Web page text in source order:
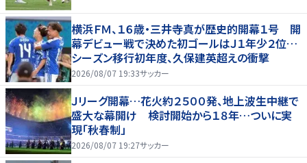
横浜ＦＭ、１６歳・三井寺真が歴史的開幕１号 開
幕デビュー戦で決めた初ゴールはＪ１年少２位…
シーズン移行初年度、久保建英超えの衝撃
2026/08/07 19:33サッカー
Ｊリーグ開幕…花火約２５００発、地上波生中継で
盛大な幕開け 検討開始から１８年…ついに実
現「秋春制」
2026/08/07 19:27サッカー